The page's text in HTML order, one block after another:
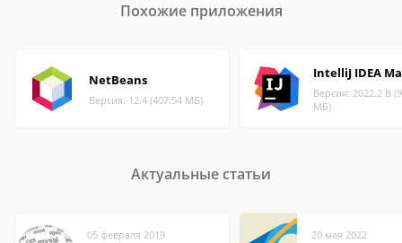
Похожие приложения
NetBeans
Версия: 12.4 (407.54 МБ)
IntelliJ IDEA
Версия: 2022.2 B
МБ)
Актуальные статьи
05 февраля 2019 20 мая 2022